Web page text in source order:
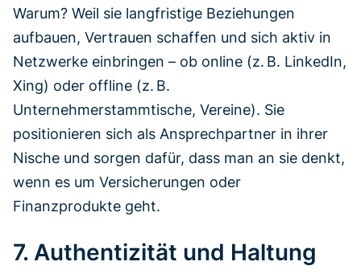
Warum? Weil sie langfristige Beziehungen
aufbauen, Vertrauen schaffen und sich aktiv in
Netzwerke einbringen – ob online (z. B. LinkedIn,
Xing) oder offline (z. B.
Unternehmerstammtische, Vereine). Sie
positionieren sich als Ansprechpartner in ihrer
Nische und sorgen dafür, dass man an sie denkt,
wenn es um Versicherungen oder
Finanzprodukte geht.
7. Authentizität und Haltung